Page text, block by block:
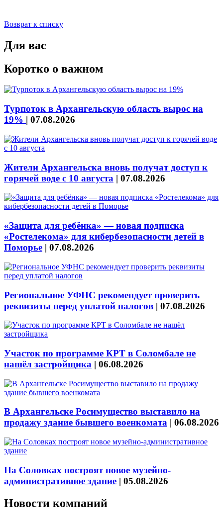
Возврат к списку
Для вас
Коротко о важном
Турпоток в Архангельскую область вырос на
19% | 07.08.2026
Жители Архангельска вновь получат доступ к
горячей воде с 10 августа | 07.08.2026
«Защита для ребёнка» — новая подписка
«Ростелекома» для кибербезопасности детей в
Поморье | 07.08.2026
Региональное УФНС рекомендует проверить
реквизиты перед уплатой налогов | 07.08.2026
Участок по программе КРТ в Соломбале не
нашёл застройщика | 06.08.2026
В Архангельске Росимущество выставило на
продажу здание бывшего военкомата | 06.08.2026
На Соловках построят новое музейно-
административное здание | 05.08.2026
Новости компаний